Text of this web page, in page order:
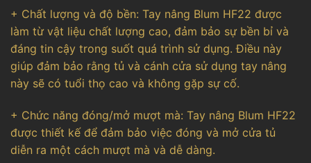
+ Chất lượng và độ bền: Tay nâng Blum HF22 được
làm từ vật liệu chất lượng cao, đảm bảo sự bền bỉ và
đáng tin cậy trong suốt quá trình sử dụng. Điều này
giúp đảm bảo rằng tủ và cánh cửa sử dụng tay nâng
này sẽ có tuổi thọ cao và không gặp sự cố.
+ Chức năng đóng/mở mượt mà: Tay nâng Blum HF22
được thiết kế để đảm bảo việc đóng và mở cửa tủ
diễn ra một cách mượt mà và dễ dàng.